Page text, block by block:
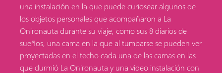
una instalación en la que puede curiosear algunos de
los objetos personales que acompañaron a La
Onironauta durante su viaje, como sus 8 diarios de
sueños, una cama en la que al tumbarse se pueden ver
proyectadas en el techo cada una de las camas en las
que durmió La Onironauta y una vídeo instalación con